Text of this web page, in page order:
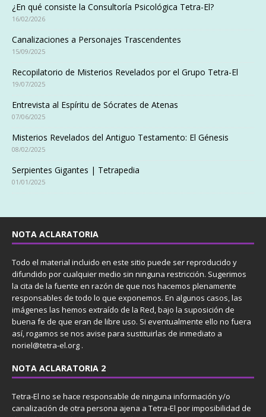
¿En qué consiste la Consultoría Psicológica Tetra-El?
16/02/2026
Canalizaciones a Personajes Trascendentes
15/09/2025
Recopilatorio de Misterios Revelados por el Grupo Tetra-El
19/07/2025
Entrevista al Espíritu de Sócrates de Atenas
07/06/2025
Misterios Revelados del Antiguo Testamento: El Génesis
08/02/2025
Serpientes Gigantes | Tetrapedia
01/01/2025
NOTA ACLARATORIA
Todo el material incluido en este sitio puede ser reproducido y
difundido por cualquier medio sin ninguna restricción. Sugerimos
la cita de la fuente en razón de que nos hacemos plenamente
responsables de todo lo que exponemos. En algunos casos, las
imágenes las hemos extraído de la Red, bajo la suposición de
buena fe de que eran de libre uso. Si eventualmente ello no fuera
así, rogamos se nos avise para sustituirlas de inmediato a
noriel@tetra-el.org .
NOTA ACLARATORIA 2
Tetra-El no se hace responsable de ninguna información y/o
canalización de otra persona ajena a Tetra-El por imposibilidad de